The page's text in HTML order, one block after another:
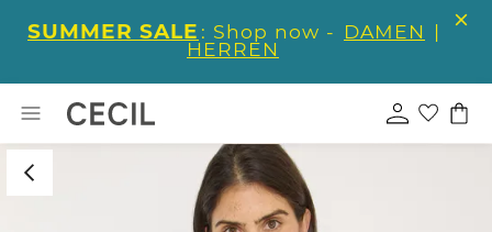
SUMMER SALE : Shop now - DAMEN |
HERREN